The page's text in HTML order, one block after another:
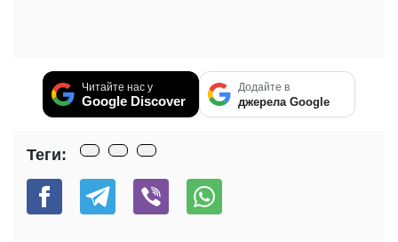
Читайте нас у
Google Discover
Додайте в
джерела Google
Теги: